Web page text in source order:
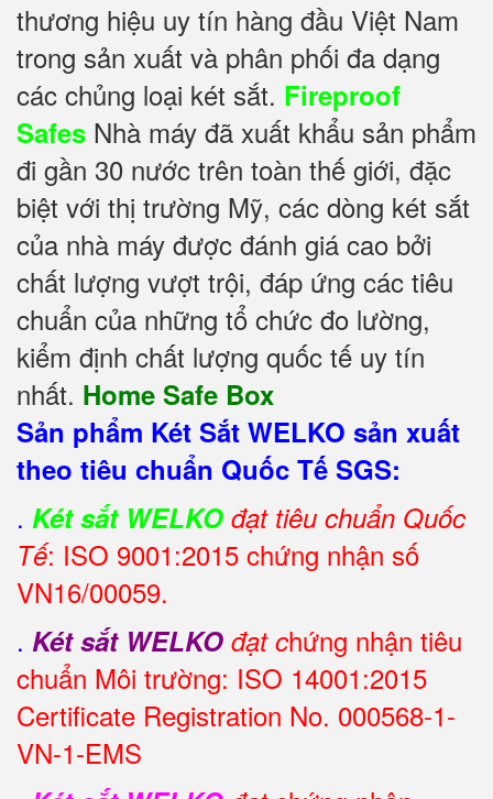
thương hiệu uy tín hàng đầu Việt Nam
trong sản xuất và phân phối đa dạng
các chủng loại két sắt. Fireproof
Safes Nhà máy đã xuất khẩu sản phẩm
đi gần 30 nước trên toàn thế giới, đặc
biệt với thị trường Mỹ, các dòng két sắt
của nhà máy được đánh giá cao bởi
chất lượng vượt trội, đáp ứng các tiêu
chuẩn của những tổ chức đo lường,
kiểm định chất lượng quốc tế uy tín
nhất. Home Safe Box
Sản phẩm Két Sắt WELKO sản xuất
theo tiêu chuẩn Quốc Tế SGS:
. Két sắt WELKO đạt tiêu chuẩn Quốc
Tế: ISO 9001:2015 chứng nhận số
VN16/00059.
. Két sắt WELKO đạt chứng nhận tiêu
chuẩn Môi trường: ISO 14001:2015
Certificate Registration No. 000568-1-
VN-1-EMS